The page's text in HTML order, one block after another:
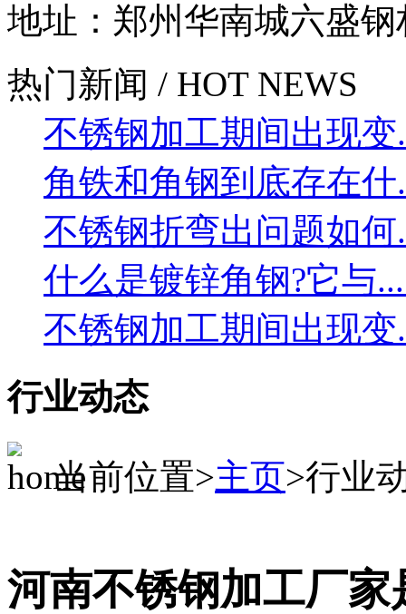
地址：郑州华南城六盛
热门新闻 / HOT NEWS
不锈钢加工期间出现变
角铁和角钢到底存在什
不锈钢折弯出问题如何
什么是镀锌角钢?它与
不锈钢加工期间出现变
行业动态
当前位置>主页>行业
河南不锈钢加工厂